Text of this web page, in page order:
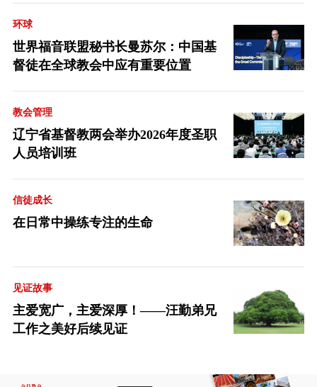
环球
世界福音联盟秘书长曼苏尔：中国基
督徒在全球教会中应有重要位置
教会管理
辽宁省基督教两会举办2026年度圣职
人员培训班
信徒成长
在日常中操练专注的生命
见证故事
主爱宽广，主爱深厚！——汪勤弟兄
工作之美好后续见证